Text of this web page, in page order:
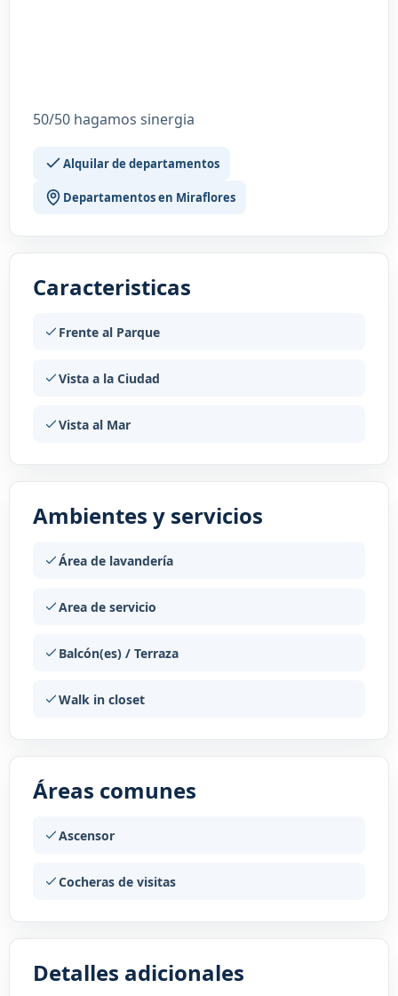
50/50 hagamos sinergia
Alquilar de departamentos
Departamentos en Miraflores
Caracteristicas
Frente al Parque
Vista a la Ciudad
Vista al Mar
Ambientes y servicios
Área de lavandería
Area de servicio
Balcón(es) / Terraza
Walk in closet
Áreas comunes
Ascensor
Cocheras de visitas
Detalles adicionales